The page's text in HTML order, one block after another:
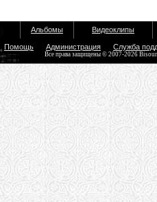
Альбомы Видеоклипы
Помощь Администрация Служба
Все права защищены © 2007-2026